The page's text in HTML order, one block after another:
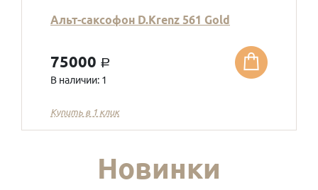
Альт-саксофон D.Krenz 561 Gold
75000 a
В наличии: 1
Купить в 1 клик
Новинки